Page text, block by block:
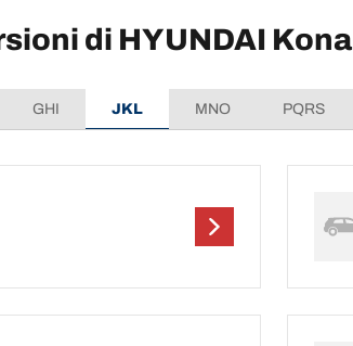
di HYUNDAI Kona
GHI JKL MNO PQRS